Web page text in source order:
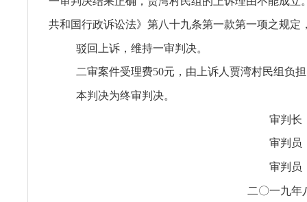
共和国行政诉讼法》第八十九条第一款第一项之规定
驳回上诉，维持一审判决。
二审案件受理费50元，由上诉人贾湾村民组负
本判决为终审判决。
审判
审判
审判
二〇一九年